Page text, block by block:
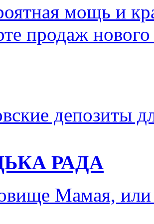
мощь и
продаж
депозиты
РАДА
Мамая, или